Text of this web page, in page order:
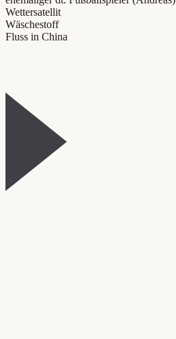
Wettersatellit
Wäschestoff
Fluss in China